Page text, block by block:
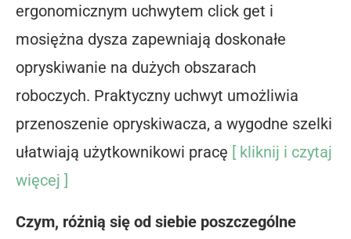
ergonomicznym uchwytem click get i
mosiężna dysza zapewniają doskonałe
opryskiwanie na dużych obszarach
roboczych. Praktyczny uchwyt umożliwia
przenoszenie opryskiwacza, a wygodne szelki
ułatwiają użytkownikowi pracę [ kliknij i czytaj
więcej ]
Czym, różnią się od siebie poszczególne